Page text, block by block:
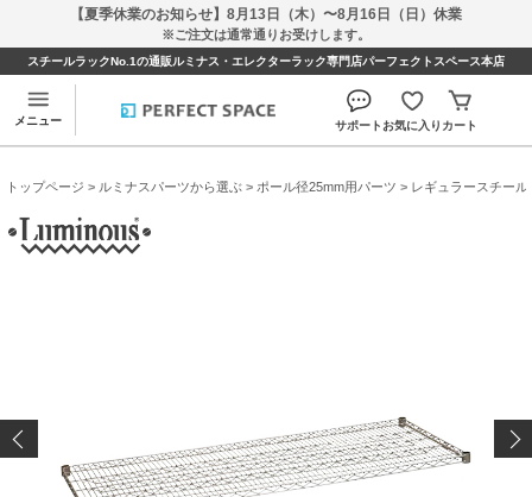
【夏季休業のお知らせ】8月13日（木）〜8月16日（日）休業
※ご注文は通常通りお受けします。
スチールラックNo.1の通販ルミナス・エレクターラック専門店パーフェクトスペース本店
メニュー サポートお気に入り カート
トップページ > ルミナスパーツから選ぶ > ポール径25mm用パーツ > レギュラースチー